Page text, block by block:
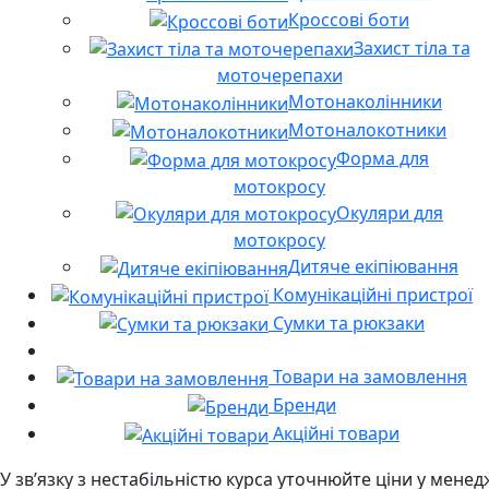
Кроссові боти
Захист тіла та
моточерепахи
Мотонаколінники
Мотоналокотники
Форма для
мотокросу
Окуляри для
мотокросу
Дитяче екіпіювання
Комунікаційні пристрої
Сумки та рюкзаки
Товари на замовлення
Бренди
Акційні товари
У звʼязку з нестабільністю курса уточнюйте ціни у